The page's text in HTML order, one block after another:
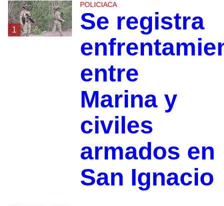
1
POLICIACA
Se registra
entre
Marina y
civiles
armados en
San Ignacio